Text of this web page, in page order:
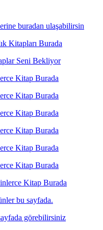
buradan ulaşabilirsin
Kitapları Burada
Seni Bekliyor
Kitap Burada
Kitap Burada
Kitap Burada
Kitap Burada
Kitap Burada
Kitap Burada
Kitap Burada
bu sayfada.
görebilirsiniz